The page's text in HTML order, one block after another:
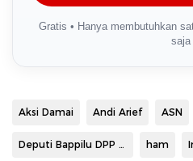
Gratis • Hanya membutuhkan
saja
Aksi Damai Andi Arief ASN
Deputi Bappilu DPP Demokrat Kamhar Lakumani meminta ham